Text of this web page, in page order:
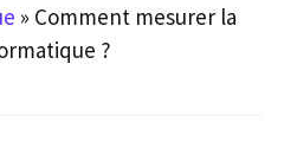
» Comment mesurer la
?